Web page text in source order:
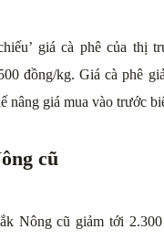
giá cà phê của thị
đồng/kg. Giá cà phê
nâng giá mua vào trước
cũ
Nông cũ giảm tới